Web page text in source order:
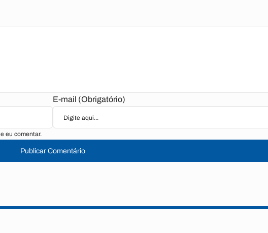
E-mail (Obrigatório)
eu comentar.
Publicar Comentário